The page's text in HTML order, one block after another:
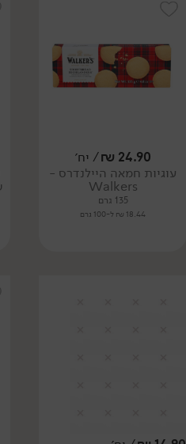
24.90
₪/ יח׳
עוגיות חמאה היילנדרס -
Walkers
135 גרם
18.44 ₪ ל-100 גרם